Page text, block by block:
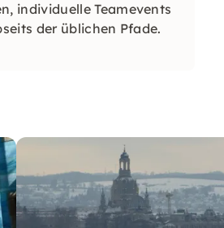
individuelle Teamevents
der üblichen Pfade.